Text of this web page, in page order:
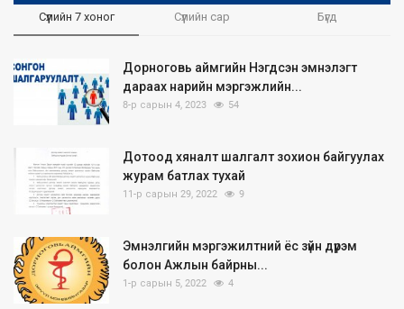
Сүүлийн 7 хоног Сүүлийн сар Бүгд
Дорноговь аймгийн Нэгдсэн эмнэлэгт
дараах нарийн мэргэжлийн...
8-р сарын 4, 2023 54
Дотоод хяналт шалгалт зохион байгуулах
журам батлах тухай
11-р сарын 29, 2022 9
Эмнэлгийн мэргэжилтний ёс зүйн дүрэм
болон Ажлын байрны...
1-р сарын 5, 2022 4